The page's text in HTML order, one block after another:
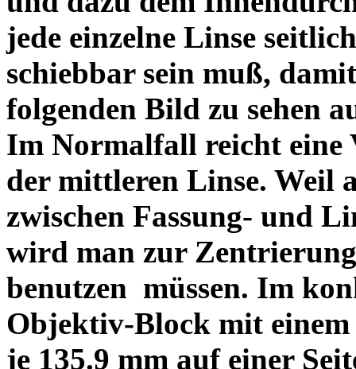
jede einzelne Linse
schiebbar sein muß,
folgenden Bild zu sehen
Im Normalfall reicht eine
der mittleren Linse. Weil
zwischen Fassung- und
wird man zur
benutzen müssen. Im
Objektiv-Block mit einem
je 135.9 mm auf einer